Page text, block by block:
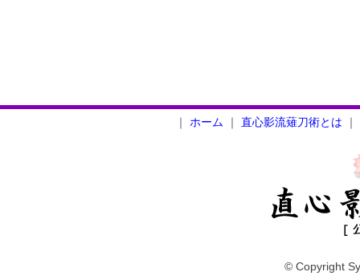
｜ ホーム ｜ 直心影流薙刀術とは ｜
© Copyright